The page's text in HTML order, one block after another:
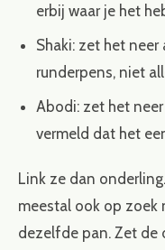
erbij waar je het
Shaki: zet het
runderpens, niet
Abodi: zet het
vermeld dat het
Link ze dan
meestal ook op zoek
dezelfde pan. Zet de